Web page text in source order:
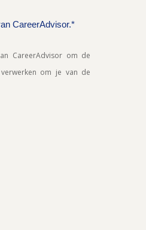
CareerAdvisor.*
CareerAdvisor om de
om je van de